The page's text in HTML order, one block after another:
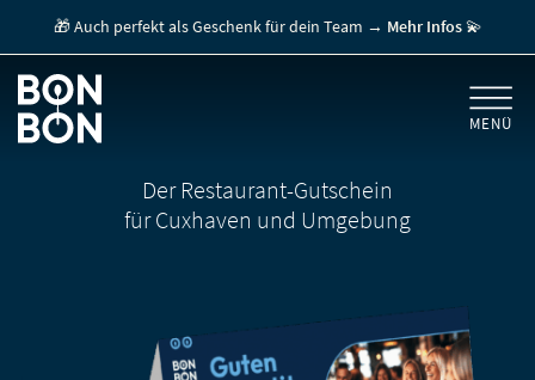
/ MITARBEITERGESCHENK
FÜR GASTRONOMEN
🎁 Auch perfekt als Geschenk für dein Team → Mehr Infos💫
MENÜ
Der Restaurant-Gutschein
für Cuxhaven und Umgebung